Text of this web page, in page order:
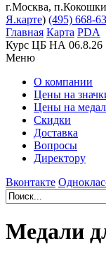
г.Москва,
Я.карте) (495) 668-
Главная Карта PDA
Курс ЦБ НА 06.8.26
Меню
О компании
Цены на
Цены на
Скидки
Доставка
Вопросы
Директору
Вконтакте
Медали